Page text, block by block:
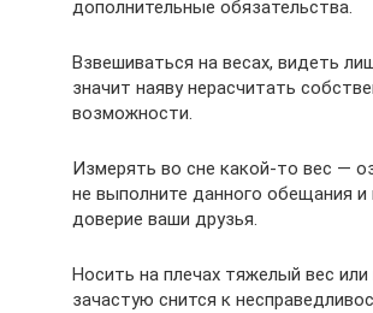
дополнительные обязательства.
Взвешиваться на весах, видеть
значит наяву нерасчитать
возможности.
Измерять во сне какой-то вес —
не выполните данного обещания
доверие ваши друзья.
Носить на плечах тяжелый вес или
зачастую снится к